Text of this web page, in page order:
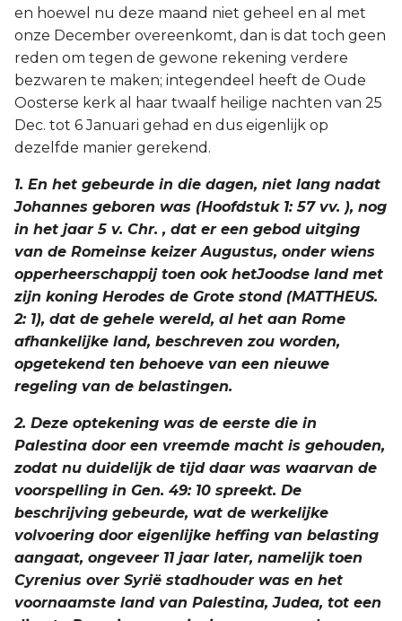
en hoewel nu deze maand niet geheel en al met
onze December overeenkomt, dan is dat toch geen
reden om tegen de gewone rekening verdere
bezwaren te maken; integendeel heeft de Oude
Oosterse kerk al haar twaalf heilige nachten van 25
Dec. tot 6 Januari gehad en dus eigenlijk op
dezelfde manier gerekend.
1. En het gebeurde in die dagen, niet lang nadat
Johannes geboren was (Hoofdstuk 1: 57 vv. ), nog
in het jaar 5 v. Chr. , dat er een gebod uitging
van de Romeinse keizer Augustus, onder wiens
opperheerschappij toen ook hetJoodse land met
zijn koning Herodes de Grote stond (MATTHEUS.
2: 1), dat de gehele wereld, al het aan Rome
afhankelijke land, beschreven zou worden,
opgetekend ten behoeve van een nieuwe
regeling van de belastingen.
2. Deze optekening was de eerste die in
Palestina door een vreemde macht is gehouden,
zodat nu duidelijk de tijd daar was waarvan de
voorspelling in Gen. 49: 10 spreekt. De
beschrijving gebeurde, wat de werkelijke
volvoering door eigenlijke heffing van belasting
aangaat, ongeveer 11 jaar later, namelijk toen
Cyrenius over Syrië stadhouder was en het
voornaamste land van Palestina, Judea, tot een